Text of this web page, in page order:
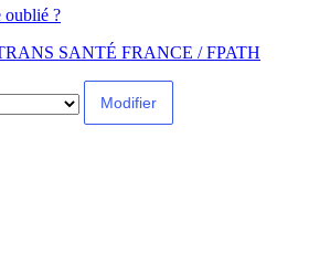
oublié ?
SANTÉ FRANCE / FPATH